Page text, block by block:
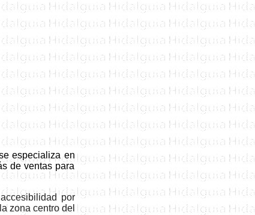
especializa en
de ventas para
por
zona centro del